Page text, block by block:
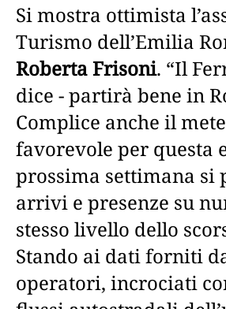
Si mostra ottimista
Turismo dell’Emilia
Roberta Frisoni. “Il
dice - partirà bene in
Complice anche il
favorevole per questa
prossima settimana si
arrivi e presenze su
stesso livello dello
Stando ai dati forniti
operatori, incrociati